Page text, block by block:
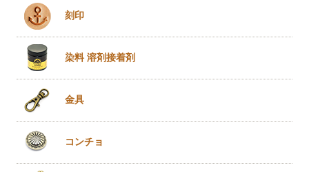
刻印
染料 溶剤接着剤
金具
コンチョ